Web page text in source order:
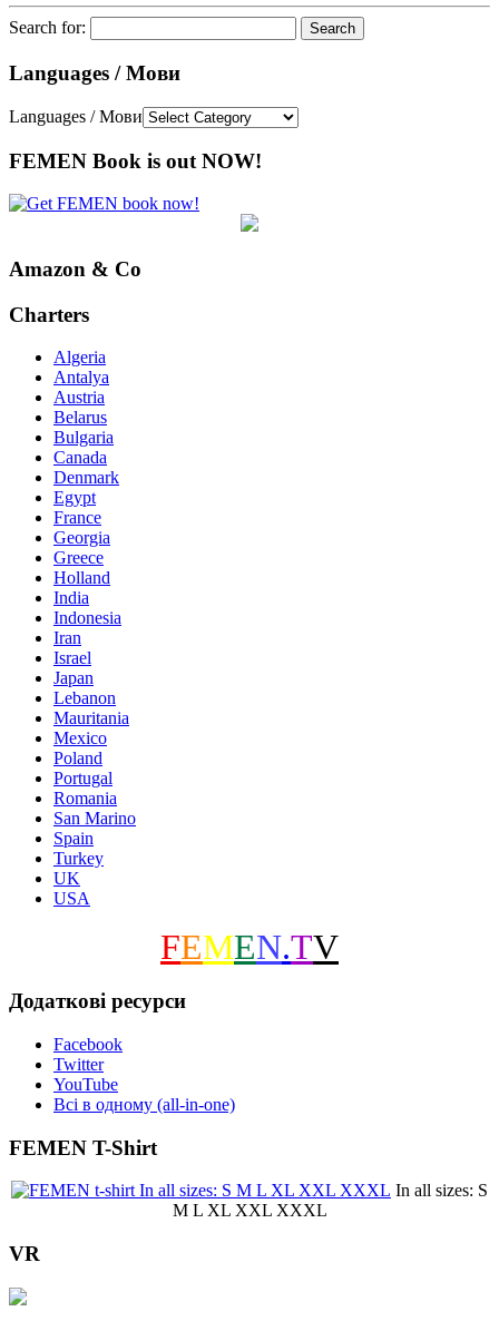
Search for:
Languages / Мови
Languages / Мови
FEMEN Book is out NOW!
Amazon & Co
Charters
Algeria
Antalya
Austria
Belarus
Bulgaria
Canada
Denmark
Egypt
France
Georgia
Greece
Holland
India
Indonesia
Iran
Israel
Japan
Lebanon
Mauritania
Mexico
Poland
Portugal
Romania
San Marino
Spain
Turkey
UK
USA
FEMEN.TV
Додаткові ресурси
Facebook
Twitter
YouTube
Всі в одному (all-in-one)
FEMEN T-Shirt
In all sizes: S
M L XL XXL XXXL
VR